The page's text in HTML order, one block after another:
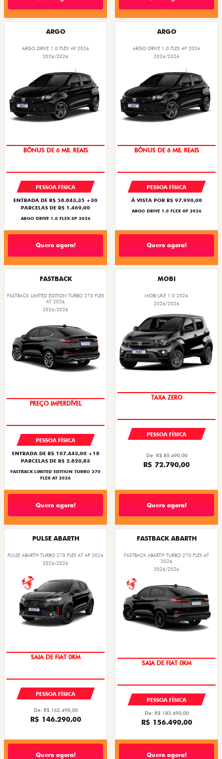
ARGO
ARGO DRIVE 1.0 FLEX 4P 2026
2026/2026
BÔNUS DE 6 MIL REAIS
PESSOA FÍSICA
ENTRADA DE R$ 58.843,35 +30
PARCELAS DE R$ 1.469,00
ARGO DRIVE 1.0 FLEX 4P 2026
Quero agora!
ARGO
ARGO DRIVE 1.0 FLEX 4P 2026
2026/2026
BÔNUS DE 6 MIL REAIS
PESSOA FÍSICA
À VISTA POR R$ 97.990,00
ARGO DRIVE 1.0 FLEX 4P 2026
Quero agora!
FASTBACK
FASTBACK LIMITED EDITION TURBO 270 FLEX
AT 2026
2026/2026
PREÇO IMPERDÍVEL
PESSOA FÍSICA
ENTRADA DE R$ 107.443,00 +18
PARCELAS DE R$ 2.820,83
FASTBACK LIMITED EDITION TURBO 270
FLEX AT 2026
Quero agora!
MOBI
MOBI LIKE 1.0 2026
2026/2026
TAXA ZERO
PESSOA FÍSICA
De: R$ 85.490,00
R$ 72.790,00
Quero agora!
PULSE ABARTH
PULSE ABARTH TURBO 270 FLEX AT 4P 2026
2026/2026
SAIA DE FIAT 0KM
PESSOA FÍSICA
De: R$ 162.490,00
R$ 146.290,00
Quero agora!
FASTBACK ABARTH
FASTBACK ABARTH TURBO 270 FLEX AT
2026
2026/2026
SAIA DE FIAT 0KM
PESSOA FÍSICA
De: R$ 183.490,00
R$ 156.490,00
Quero agora!